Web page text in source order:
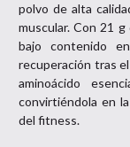
polvo de alta
muscular. Con 21
bajo contenido
recuperación tras
aminoácido
convirtiéndola en
del fitness.